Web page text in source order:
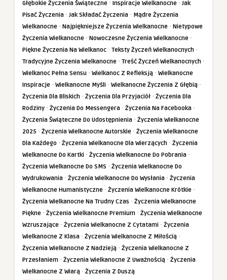
Głębokie Życzenia Świąteczne · Inspiracje Wielkanocne · Jak
Pisać Życzenia · Jak Składać Życzenia · Mądre Życzenia
Wielkanocne · Najpiękniejsze Życzenia Wielkanocne · Nietypowe
Życzenia Wielkanocne · Nowoczesne Życzenia Wielkanocne ·
Piękne Życzenia Na Wielkanoc · Teksty Życzeń Wielkanocnych ·
Tradycyjne Życzenia Wielkanocne · Treść Życzeń Wielkanocnych ·
Wielkanoc Pełna Sensu · Wielkanoc Z Refleksją · Wielkanocne
Inspiracje · Wielkanocne Myśli · Wielkanocne Życzenia Z Głębią ·
Życzenia Dla Bliskich · Życzenia Dla Przyjaciół · Życzenia Dla
Rodziny · Życzenia Do Messengera · Życzenia Na Facebooka ·
Życzenia Świąteczne Do Udostępnienia · Życzenia Wielkanocne
2025 · Życzenia Wielkanocne Autorskie · Życzenia Wielkanocne
Dla Każdego · Życzenia Wielkanocne Dla Wierzących · Życzenia
Wielkanocne Do Kartki · Życzenia Wielkanocne Do Pobrania ·
Życzenia Wielkanocne Do SMS · Życzenia Wielkanocne Do
Wydrukowania · Życzenia Wielkanocne Do Wysłania · Życzenia
Wielkanocne Humanistyczne · Życzenia Wielkanocne Krótkie ·
Życzenia Wielkanocne Na Trudny Czas · Życzenia Wielkanocne
Piękne · Życzenia Wielkanocne Premium · Życzenia Wielkanocne
Wzruszające · Życzenia Wielkanocne Z Cytatami · Życzenia
Wielkanocne Z Klasa · Życzenia Wielkanocne Z Miłością ·
Życzenia Wielkanocne Z Nadzieją · Życzenia Wielkanocne Z
Przesłaniem · Życzenia Wielkanocne Z Uważnością · Życzenia
Wielkanocne Z Wiarą · Życzenia Z Duszą